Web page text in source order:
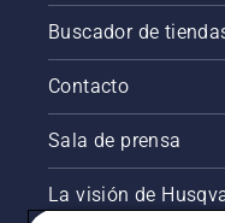
Buscador de
Contacto
Sala de prensa
La visión de